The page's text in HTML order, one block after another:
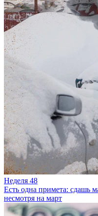
Неделя 48
Есть одна примета: сдашь
несмотря на март